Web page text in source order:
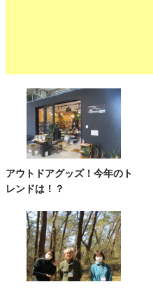
アウトドアグッズ！今年のト
レンドは！？